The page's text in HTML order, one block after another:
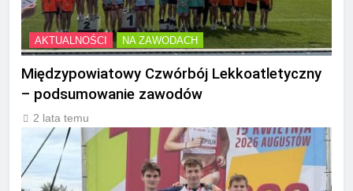
AKTUALNOŚCI NA ZAWODACH
Międzypowiatowy Czwórbój Lekkoatletyczny
– podsumowanie zawodów
2 lata temu